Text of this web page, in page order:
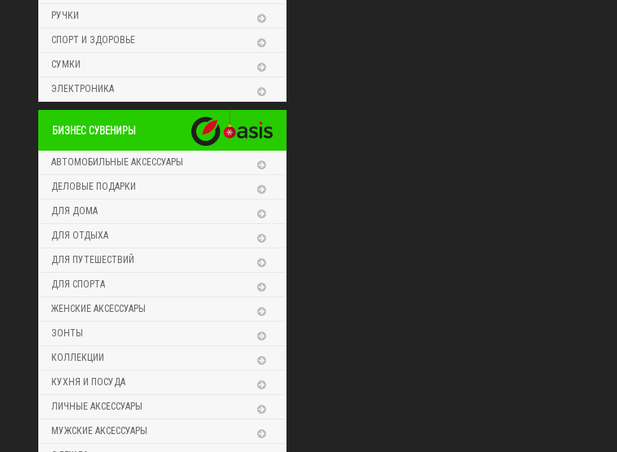
РУЧКИ
СПОРТ И ЗДОРОВЬЕ
СУМКИ
ЭЛЕКТРОНИКА
БИЗНЕС СУВЕНИРЫ
АВТОМОБИЛЬНЫЕ АКСЕССУАРЫ
ДЕЛОВЫЕ ПОДАРКИ
ДЛЯ ДОМА
ДЛЯ ОТДЫХА
ДЛЯ ПУТЕШЕСТВИЙ
ДЛЯ СПОРТА
ЖЕНСКИЕ АКСЕССУАРЫ
ЗОНТЫ
КОЛЛЕКЦИИ
КУХНЯ И ПОСУДА
ЛИЧНЫЕ АКСЕССУАРЫ
МУЖСКИЕ АКСЕССУАРЫ